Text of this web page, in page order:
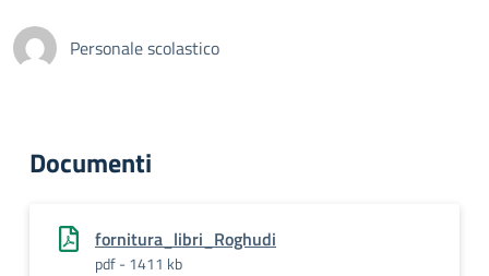
Personale scolastico
Documenti
fornitura_libri_Roghudi
pdf - 1411 kb